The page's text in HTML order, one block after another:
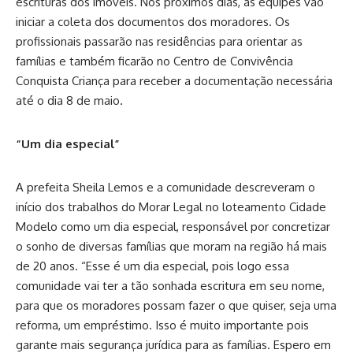
iniciar a coleta dos documentos dos moradores. Os
profissionais passarão nas residências para orientar as
famílias e também ficarão no Centro de Convivência
Conquista Criança para receber a documentação necessária
até o dia 8 de maio.
“Um dia especial”
A prefeita Sheila Lemos e a comunidade descreveram o
início dos trabalhos do Morar Legal no loteamento Cidade
Modelo como um dia especial, responsável por concretizar
o sonho de diversas famílias que moram na região há mais
de 20 anos. “Esse é um dia especial, pois logo essa
comunidade vai ter a tão sonhada escritura em seu nome,
para que os moradores possam fazer o que quiser, seja uma
reforma, um empréstimo. Isso é muito importante pois
garante mais segurança jurídica para as famílias. Espero em